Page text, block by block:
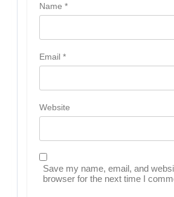
Name *
Email *
Website
Save my name, email, and
browser for the next time I